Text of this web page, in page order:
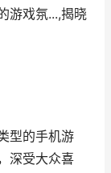
游戏氛...,揭晓
型的手机游
深受大众喜